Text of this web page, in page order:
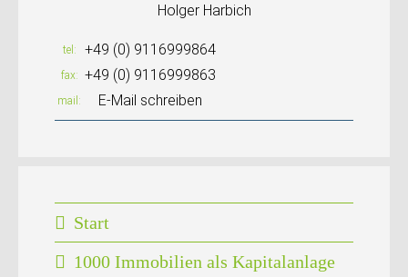
Holger Harbich
tel +49 (0) 9116999864
fax +49 (0) 9116999863
mail E-Mail schreiben
Start
1000 Immobilien als Kapitalanlage